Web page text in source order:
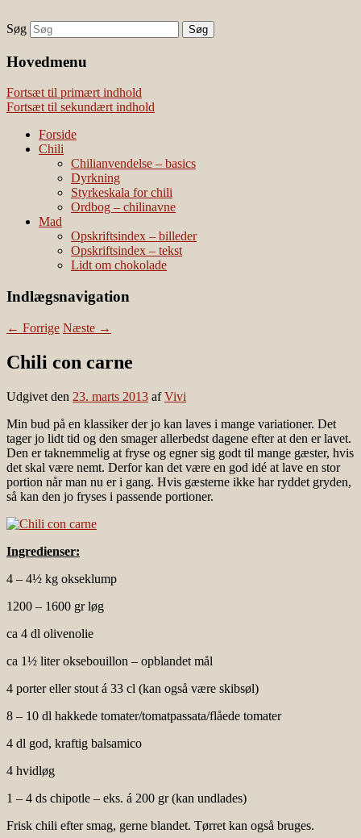
Наши партнеры
лучшие займы
Vivis chili
chili – dyrkning og mad
Søg
Hovedmenu
Fortsæt til primært indhold
Fortsæt til sekundært indhold
Forside
Chili
Chilianvendelse – basics
Dyrkning
Styrkeskala for chili
Ordbog – chilinavne
Mad
Opskriftsindex – billeder
Opskriftsindex – tekst
Lidt om chokolade
Indlægsnavigation
← Forrige Næste →
Chili con carne
Udgivet den 23. marts 2013 afVivi
Min bud på en klassiker der jo kan laves i mange variationer. Det
tager jo lidt tid og den smager allerbedst dagene efter at den er lavet.
Den er taknemmelig at fryse og egner sig godt til mange gæster, hvis
det skal være nemt. Derfor kan det være en god idé at lave en stor
portion når man nu er i gang. Hvis gæsterne ikke har ryddet gryden,
så kan den jo fryses i passende portioner.
Ingredienser:
4 – 4½ kg okseklump
1200 – 1600 gr løg
ca 4 dl olivenolie
ca 1½ liter oksebouillon – opblandet mål
4 porter eller stout á 33 cl (kan også være skibsøl)
8 – 10 dl hakkede tomater/tomatpassata/flåede tomater
4 dl god, kraftig balsamico
4 hvidløg
1 – 4 ds chipotle – eks. á 200 gr (kan undlades)
Frisk chili efter smag, gerne blandet. Tørret kan også bruges.